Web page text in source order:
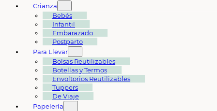
Crianza
Bebés
Infantil
Embarazado
Postparto
Para Llevar
Bolsas Reutilizables
Botellas y Termos
Envoltorios Reutilizables
Tuppers
De Viaje
Papelería